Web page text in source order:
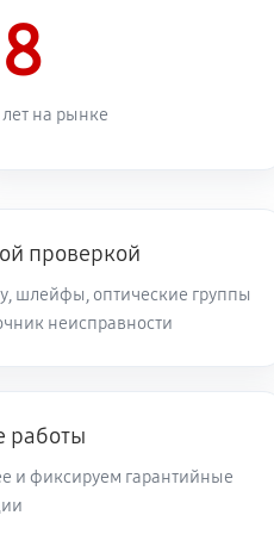
EF 24-70mm f/2.8L II USM
8
лет на рынке
проверкой
шлейфы, оптические группы
неисправности
работы
и фиксируем гарантийные